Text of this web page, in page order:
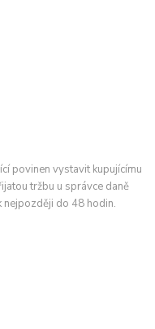
povinen vystavit kupujícímu
tržbu u správce daně
nejpozději do 48 hodin.